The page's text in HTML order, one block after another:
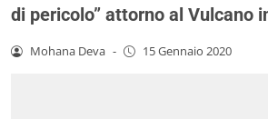
di pericolo” attorno al Vulcano
Mohana Deva - 15 Gennaio 2020